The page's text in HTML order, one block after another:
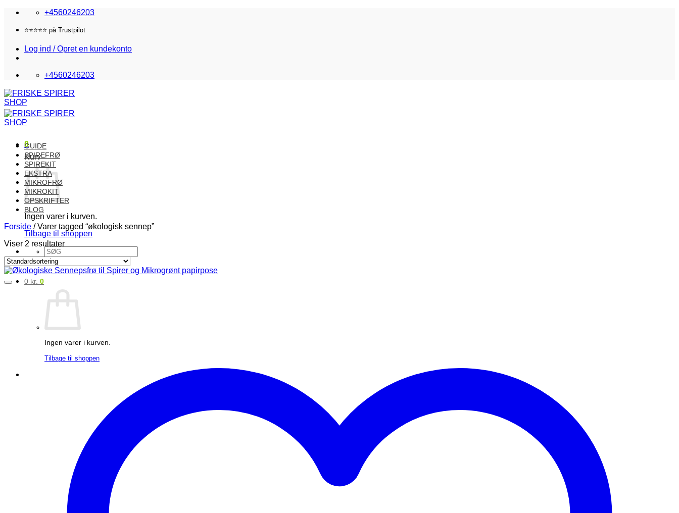
Fortsæt
indhold
+4560246203
⭐️⭐️⭐️⭐️⭐️ på Trustpilot
Log ind / Opret en kundekonto
+4560246203
0
Kurv
Ingen varer i kurven.
Tilbage til shoppen
Søg
efter:
0 kr. 0
Ingen varer i kurven.
Tilbage til shoppen
GUIDE
SPIREFRØ
SPIREKIT
EKSTRA
MIKROFRØ
MIKROKIT
OPSKRIFTER
BLOG
Forside /Varer tagged “økologisk sennep”
Viser 2 resultater